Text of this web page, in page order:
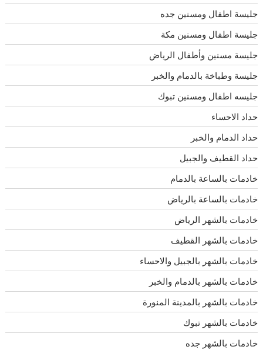
جليسة اطفال ومسنين جده
جليسة اطفال ومسنين مكة
جليسة مسنين وأطفال الرياض
جليسة وطباخة بالدمام والخبر
جليسه اطفال ومسنين تبوك
حداد الاحساء
حداد الدمام والخبر
حداد القطيف والجبيل
خادمات بالساعة بالدمام
خادمات بالساعة بالرياض
خادمات بالشهر الرياض
خادمات بالشهر القطيف
خادمات بالشهر بالجبيل والاحساء
خادمات بالشهر بالدمام والخبر
خادمات بالشهر بالمدينة المنورة
خادمات بالشهر تبوك
خادمات بالشهر جده